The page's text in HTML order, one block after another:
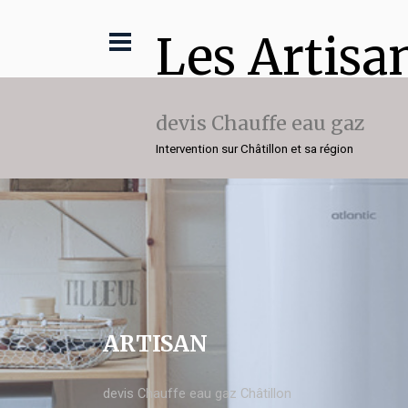
Les
devis Chauffe eau gaz
Intervention sur Châtillon et sa région
ARTISAN
devis Chauffe eau gaz Châtillon